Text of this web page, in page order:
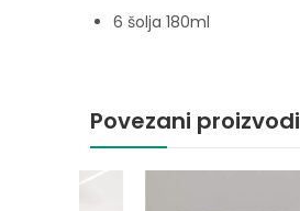
6 šolja 180ml
Povezani proizvodi